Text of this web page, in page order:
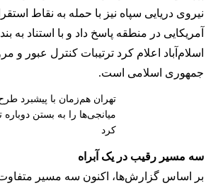
نیروی دریایی سپاه نیز با حمله به نقاط
اسلام‌آباد اعلام کرد ترتیبات کنترل عبور و
جمهوری اسلامی است.
تهران هم‌زمان با پیشبرد
میانجی‌ها را به بستن دوباره
کرد
سه مسیر رقیب در یک آبراه
بر اساس گزارش‌ها، اکنون سه مسیر متفاوت